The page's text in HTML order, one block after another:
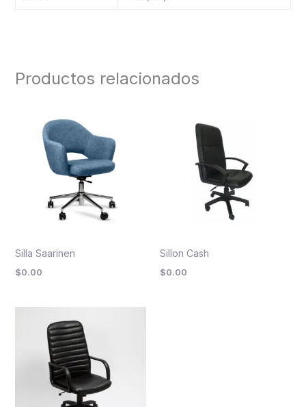
Productos relacionados
Silla Saarinen
$0.00
Sillon Cash
$0.00